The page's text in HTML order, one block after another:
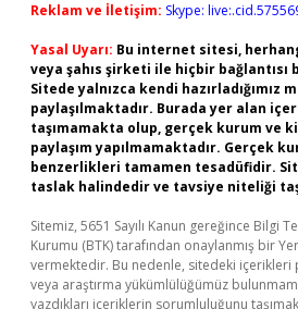
Reklam ve İletişim: Skype:
Yasal Uyarı: Bu internet sitesi,
veya şahıs şirketi ile hiçbir bağlantısı
Sitede yalnızca kendi hazırladığımız
paylaşılmaktadır. Burada yer alan
taşımamakta olup, gerçek kurum ve
paylaşım yapılmamaktadır. Gerçek
benzerlikleri tamamen tesadüfidir.
taslak halindedir ve tavsiye niteliği
Sitemiz, 5651 Sayılı Kanun gereğince Bilgi
Kurumu (BTK) tarafından onaylanmış bir
vermektedir. Bu nedenle, sitedeki
veya araştırma yükümlülüğümüz
yazdıkları içeriklerin sorumluluğunu